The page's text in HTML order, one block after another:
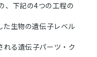
、下記の4つの工程の
生物の遺伝子レベル
る遺伝子パーツ・ク